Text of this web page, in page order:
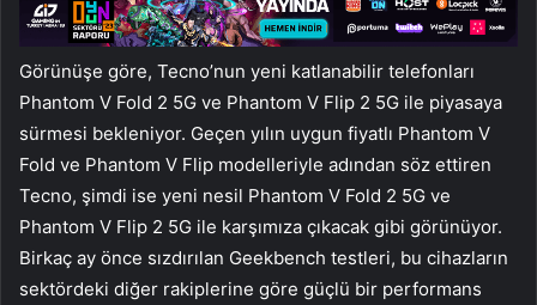
Görünüşe göre, Tecno’nun yeni katlanabilir telefonları
Phantom V Fold 2 5G ve Phantom V Flip 2 5G ile piyasaya
sürmesi bekleniyor. Geçen yılın uygun fiyatlı Phantom V
Fold ve Phantom V Flip modelleriyle adından söz ettiren
Tecno, şimdi ise yeni nesil Phantom V Fold 2 5G ve
Phantom V Flip 2 5G ile karşımıza çıkacak gibi görünüyor.
Birkaç ay önce sızdırılan Geekbench testleri, bu cihazların
sektördeki diğer rakiplerine göre güçlü bir performans